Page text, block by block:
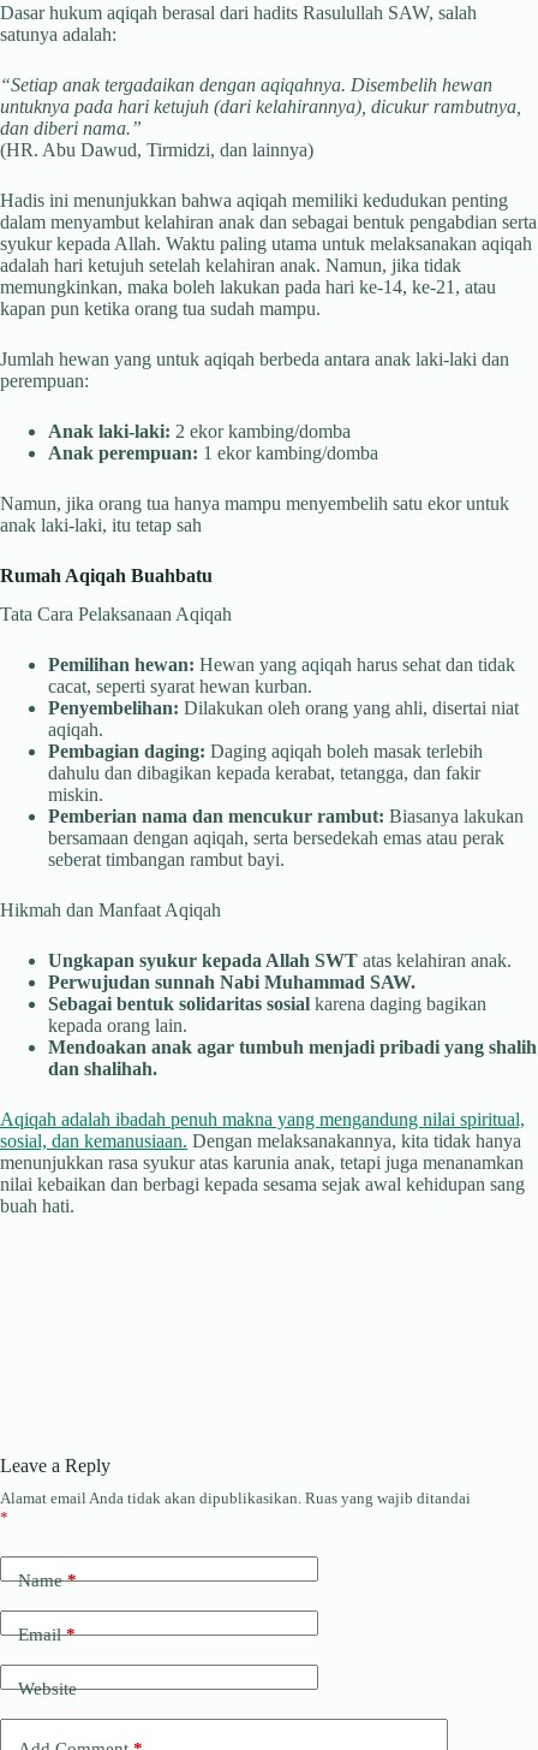
Dasar hukum aqiqah berasal dari hadits Rasulullah SAW, salah
satunya adalah:
“Setiap anak tergadaikan dengan aqiqahnya. Disembelih hewan
untuknya pada hari ketujuh (dari kelahirannya), dicukur rambutnya,
dan diberi nama.”
(HR. Abu Dawud, Tirmidzi, dan lainnya)
Hadis ini menunjukkan bahwa aqiqah memiliki kedudukan penting
dalam menyambut kelahiran anak dan sebagai bentuk pengabdian serta
syukur kepada Allah. Waktu paling utama untuk melaksanakan aqiqah
adalah hari ketujuh setelah kelahiran anak. Namun, jika tidak
memungkinkan, maka boleh lakukan pada hari ke-14, ke-21, atau
kapan pun ketika orang tua sudah mampu.
Jumlah hewan yang untuk aqiqah berbeda antara anak laki-laki dan
perempuan:
Anak laki-laki: 2 ekor kambing/domba
Anak perempuan: 1 ekor kambing/domba
Namun, jika orang tua hanya mampu menyembelih satu ekor untuk
anak laki-laki, itu tetap sah
Rumah Aqiqah Buahbatu
Tata Cara Pelaksanaan Aqiqah
Pemilihan hewan: Hewan yang aqiqah harus sehat dan tidak
cacat, seperti syarat hewan kurban.
Penyembelihan: Dilakukan oleh orang yang ahli, disertai niat
aqiqah.
Pembagian daging: Daging aqiqah boleh masak terlebih
dahulu dan dibagikan kepada kerabat, tetangga, dan fakir
miskin.
Pemberian nama dan mencukur rambut: Biasanya lakukan
bersamaan dengan aqiqah, serta bersedekah emas atau perak
seberat timbangan rambut bayi.
Hikmah dan Manfaat Aqiqah
Ungkapan syukur kepada Allah SWT atas kelahiran anak.
Perwujudan sunnah Nabi Muhammad SAW.
Sebagai bentuk solidaritas sosial karena daging bagikan
kepada orang lain.
Mendoakan anak agar tumbuh menjadi pribadi yang shalih
dan shalihah.
Aqiqah adalah ibadah penuh makna yang mengandung nilai spiritual,
sosial, dan kemanusiaan. Dengan melaksanakannya, kita tidak hanya
menunjukkan rasa syukur atas karunia anak, tetapi juga menanamkan
nilai kebaikan dan berbagi kepada sesama sejak awal kehidupan sang
buah hati.
Leave a Reply
Alamat email Anda tidak akan dipublikasikan. Ruas yang wajib ditandai
*
Name*
Email*
Website